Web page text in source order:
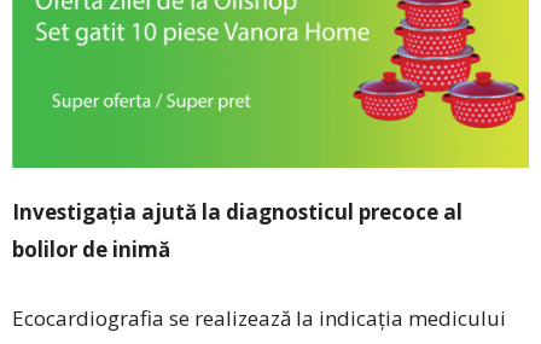
Investigația ajută la diagnosticul precoce al
bolilor de inimă
Ecocardiografia se realizează la indicația medicului